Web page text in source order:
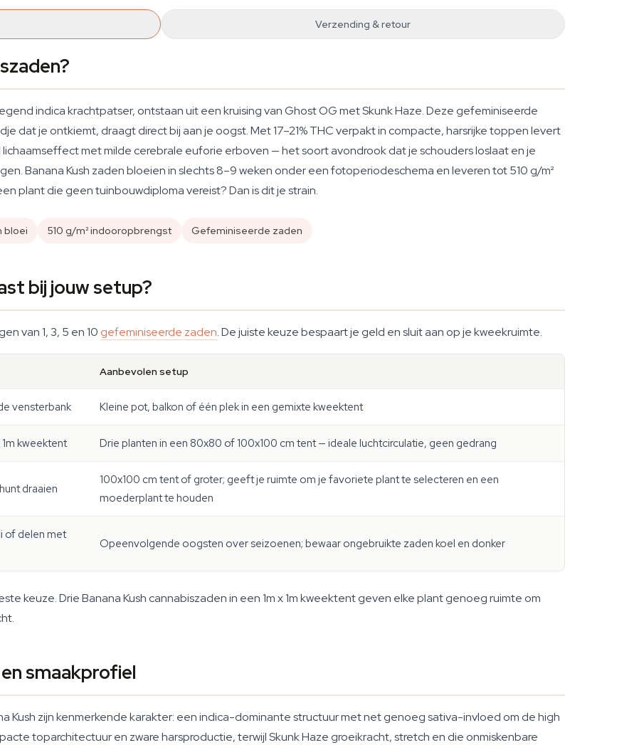
Verzending & retour
indica krachtpatser, ontstaan uit een kruising van Ghost OG met Skunk Haze. Deze gefeminiseerde
dat je ontkiemt, draagt direct bij aan je oogst. Met 17–21% THC verpakt in compacte, harsrijke toppen levert
met milde cerebrale euforie erboven — het soort avondrook dat je schouders loslaat en je
Banana Kush zaden bloeien in slechts 8–9 weken onder een fotoperiodeschema en leveren tot 510 g/m²
plant die geen tuinbouwdiploma vereist? Dan is dit je strain.
bloei 510 g/m² indooropbrengst Gefeminiseerde zaden
bij jouw setup?
van 1, 3, 5 en 10 gefeminiseerde zaden. De juiste keuze bespaart je geld en sluit aan op je kweekruimte.
Aanbevolen setup
vensterbank Kleine pot, balkon of één plek in een gemixte kweektent
kweektent Drie planten in een 80x80 of 100x100 cm tent — ideale luchtcirculatie, geen gedrang
draaien
100x100 cm tent of groter; geeft je ruimte om je favoriete plant te selecteren en een
moederplant te houden
of delen met
Opeenvolgende oogsten over seizoenen; bewaar ongebruikte zaden koel en donker
keuze. Drie Banana Kush cannabiszaden in een 1m x 1m kweektent geven elke plant genoeg ruimte om
smaakprofiel
Kush zijn kenmerkende karakter: een indica-dominante structuur met net genoeg sativa-invloed om de high
toparchitectuur en zware harsproductie, terwijl Skunk Haze groeikracht, stretch en die onmiskenbare